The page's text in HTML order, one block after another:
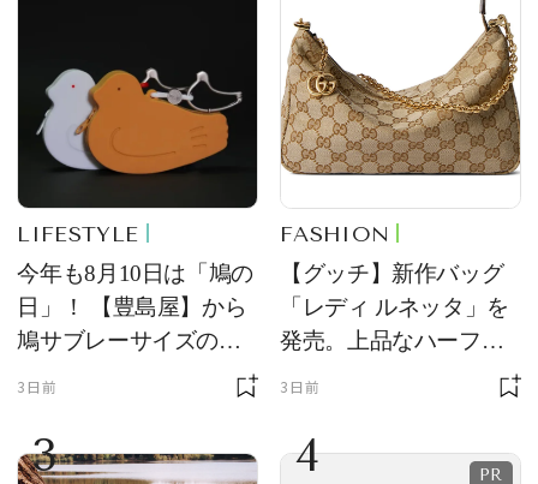
LIFESTYLE
今年も8月10日は「鳩の
日」！ 【豊島屋】から
鳩サブレーサイズのポ
ーチ「はとっこ」を限
3日前
FASHION
【グッチ】新作バッグ
「レディ ルネッタ」を
発売。上品なハーフム
ーン型がスタイリング
3日前
3 4